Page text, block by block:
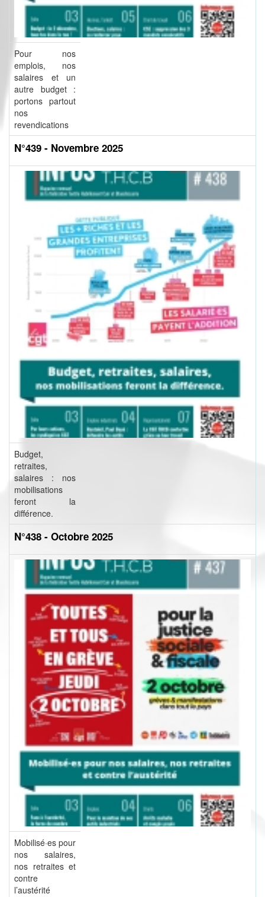
Pour nos
emplois, nos
salaires et un
autre budget :
portons partout
nos
revendications
N°439 - Novembre 2025
Budget,
retraites,
salaires : nos
mobilisations
feront la
différence.
N°438 - Octobre 2025
Mobilisé·es pour
nos salaires,
nos retraites et
contre
l’austérité